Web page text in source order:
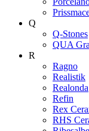
Q
Q-Stones
QUA
R
Ragno
Realistik
Realonda
Refin
Rex
RHS